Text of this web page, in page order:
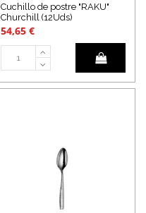
Cuchillo de postre "RAKU"
Churchill (12Uds)
54,65 €